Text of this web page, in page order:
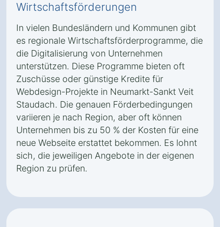
Wirtschaftsförderungen
In vielen Bundesländern und Kommunen gibt
es regionale Wirtschaftsförderprogramme, die
die Digitalisierung von Unternehmen
unterstützen. Diese Programme bieten oft
Zuschüsse oder günstige Kredite für
Webdesign-Projekte in Neumarkt-Sankt Veit
Staudach. Die genauen Förderbedingungen
variieren je nach Region, aber oft können
Unternehmen bis zu 50 % der Kosten für eine
neue Webseite erstattet bekommen. Es lohnt
sich, die jeweiligen Angebote in der eigenen
Region zu prüfen.